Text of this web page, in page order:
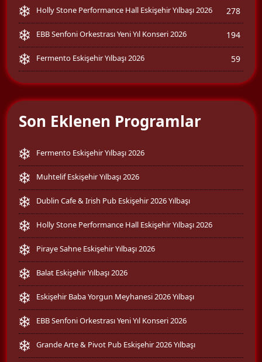
Holly Stone Performance Hall Eskişehir Yılbaşı 2026 278
EBB Senfoni Orkestrası Yeni Yıl Konseri 2026 194
Fermento Eskişehir Yılbaşı 2026 59
Son Eklenen Programlar
Fermento Eskişehir Yılbaşı 2026
Muhtelif Eskişehir Yılbaşı 2026
Dublin Cafe & Irish Pub Eskişehir 2026 Yılbaşı
Holly Stone Performance Hall Eskişehir Yılbaşı 2026
Piraye Sahne Eskişehir Yılbaşı 2026
Balat Eskişehir Yılbaşı 2026
Eskişehir Baba Yorgun Meyhanesi 2026 Yılbaşı
EBB Senfoni Orkestrası Yeni Yıl Konseri 2026
Grande Arte & Pivot Pub Eskişehir 2026 Yılbaşı